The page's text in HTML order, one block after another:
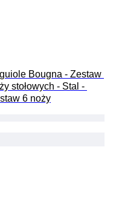
Bougna - Zestaw
stołowych - Stal -
6 noży